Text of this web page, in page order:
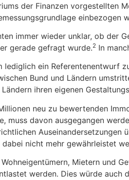
der Finanzen vorgestellten
einbezogen
immer wieder unklar, ob der
gerade gefragt wurde.2 In
lediglich ein Referentenentwurf
Bund und Ländern
ihren eigenen
neu zu bewertenden
muss davon ausgegangen
nicht mehr gewährleistet
Mietern und
werden. Dies würde